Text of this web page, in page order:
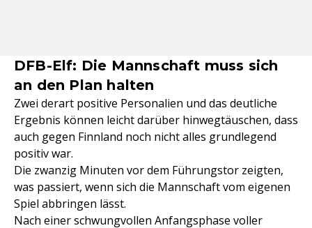
DFB-Elf: Die Mannschaft muss sich
an den Plan halten
Zwei derart positive Personalien und das deutliche
Ergebnis können leicht darüber hinwegtäuschen, dass
auch gegen Finnland noch nicht alles grundlegend
positiv war.
Die zwanzig Minuten vor dem Führungstor zeigten,
was passiert, wenn sich die Mannschaft vom eigenen
Spiel abbringen lässt.
Nach einer schwungvollen Anfangsphase voller